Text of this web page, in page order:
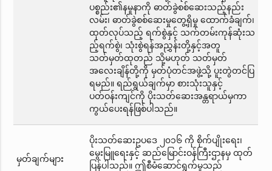
ပစ္စည်း၏နမူနာကို ဓာတ်ခွဲစစ်ဆေးသည့်နည်း
လမ်း၊ ဓာတ်ခွဲစစ်ဆေးမှုတွေ့ရှိမှု ထောက်ခံချက်၊
ထုတ်လုပ်သည့် ရက်စွဲနှင့် သက်တမ်းကုန်ဆုံးသ
ည့်ရက်စွဲ၊ သုံးစွဲရန်အညွှန်းတို့နှင့်အတူ
သတ်မှတ်ထုတည် သို့မဟုတ် သတ်မှတ်
အလေးချိန်တို့ကို မှတ်ပုံတင်အဖွဲ့သို့ ပူးတွဲတင်ပြ
ရမည်။ ရည်ရွယ်ချက်မှာ စားသုံးသူနှင့်
ပတ်ဝန်းကျင်ကို ပိုးသတ်ဆေးအန္တရာယ်မှကာ
ကွယ်ပေးရန်ဖြစ်ပါသည်။
မှတ်ချက်များ
ပိုးသတ်ဆေးဥပဒေ ၂၀၁၆ ကို စိုက်ပျိုးရေး၊
မွေးမြူရေးနှင့် ဆည်မြောင်းဝန်ကြီးဌာနမှ ထုတ်
ပြန်ပါသည်။ ဤစီမံဆောင်ရွက်မှုသည်